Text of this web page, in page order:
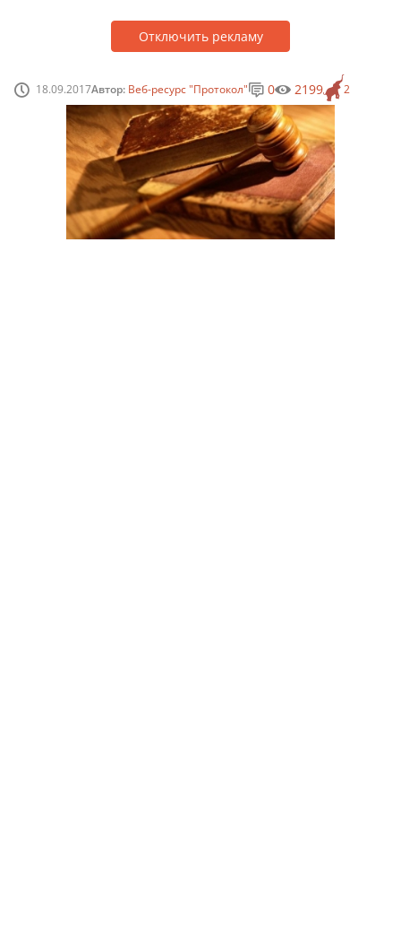
Отключить рекламу
18.09.2017Автор: Веб-ресурс "Протокол" 2
0 2199